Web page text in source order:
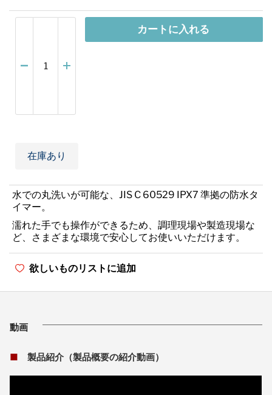
カートに入れる
在庫あり
水での丸洗いが可能な、JIS C 60529 IPX7 準拠の防水タ
イマー。
濡れた手でも操作ができるため、調理現場や製造現場な
ど、さまざまな環境で安心してお使いいただけます。
欲しいものリストに追加
動画
■ 製品紹介（製品概要の紹介動画）